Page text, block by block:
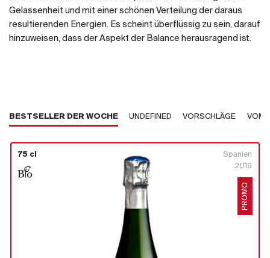
Gelassenheit und mit einer schönen Verteilung der daraus
resultierenden Energien. Es scheint überflüssig zu sein, darauf
hinzuweisen, dass der Aspekt der Balance herausragend ist.
BESTSELLER DER WOCHE UNDEFINED VORSCHLÄGE VOM
75 cl
Spanien
2019
PROMO